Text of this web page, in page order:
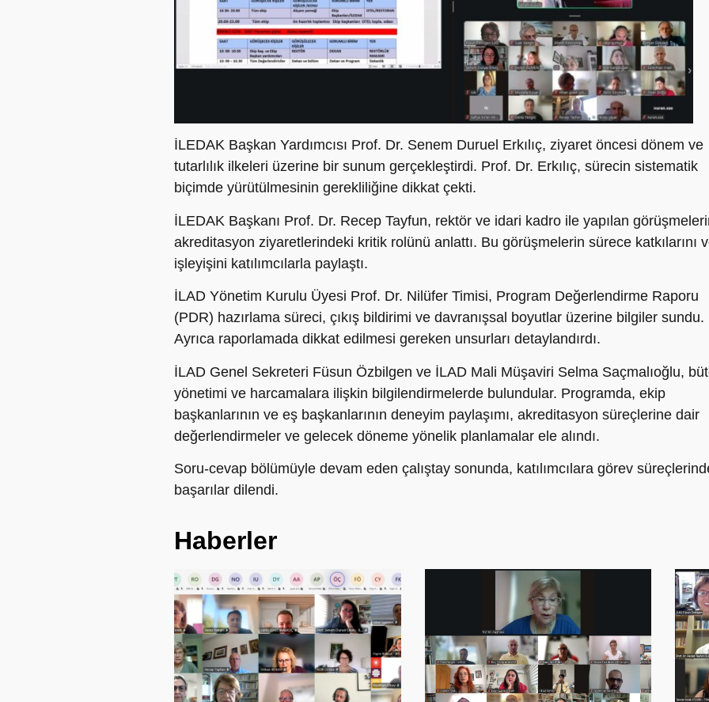
İLEDAK Başkan Yardımcısı Prof. Dr. Senem Duruel Erkılıç, ziyaret öncesi dönem ve
tutarlılık ilkeleri üzerine bir sunum gerçekleştirdi. Prof. Dr. Erkılıç, sürecin sistematik
biçimde yürütülmesinin gerekliliğine dikkat çekti.
İLEDAK Başkanı Prof. Dr. Recep Tayfun, rektör ve idari kadro ile yapılan
akreditasyon ziyaretlerindeki kritik rolünü anlattı. Bu görüşmelerin sürece katkılarını
işleyişini katılımcılarla paylaştı.
İLAD Yönetim Kurulu Üyesi Prof. Dr. Nilüfer Timisi, Program Değerlendirme Raporu
(PDR) hazırlama süreci, çıkış bildirimi ve davranışsal boyutlar üzerine bilgiler sundu.
Ayrıca raporlamada dikkat edilmesi gereken unsurları detaylandırdı.
İLAD Genel Sekreteri Füsun Özbilgen ve İLAD Mali Müşaviri Selma Saçmalıoğlu,
yönetimi ve harcamalara ilişkin bilgilendirmelerde bulundular. Programda, ekip
başkanlarının ve eş başkanlarının deneyim paylaşımı, akreditasyon süreçlerine dair
değerlendirmeler ve gelecek döneme yönelik planlamalar ele alındı.
Soru-cevap bölümüyle devam eden çalıştay sonunda, katılımcılara görev
başarılar dilendi.
Haberler